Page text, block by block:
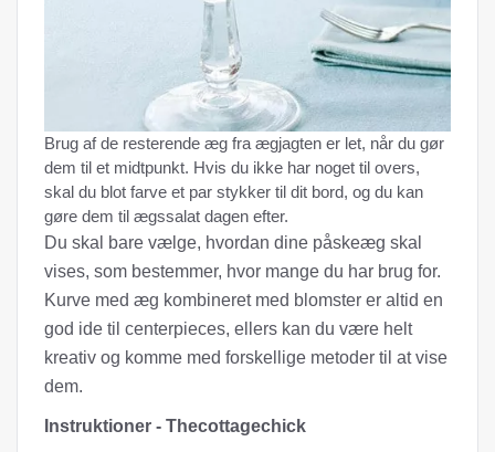
Brug af de resterende æg fra ægjagten er let, når du gør
dem til et midtpunkt. Hvis du ikke har noget til overs,
skal du blot farve et par stykker til dit bord, og du kan
gøre dem til ægssalat dagen efter.
Du skal bare vælge, hvordan dine påskeæg skal
vises, som bestemmer, hvor mange du har brug for.
Kurve med æg kombineret med blomster er altid en
god ide til centerpieces, ellers kan du være helt
kreativ og komme med forskellige metoder til at vise
dem.
Instruktioner - Thecottagechick